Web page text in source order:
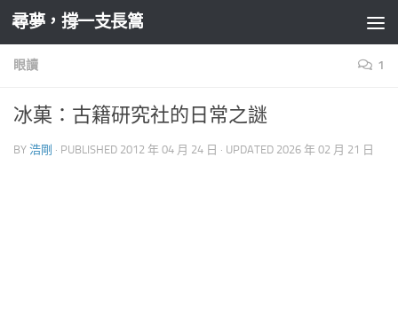
Skip to content
尋夢，撐一支長篙
眼讀 1
冰菓：古籍研究社的日常之謎
BY 浩剛 · PUBLISHED 2012 年 04 月 24 日 · UPDATED 2026 年 02 月 21 日